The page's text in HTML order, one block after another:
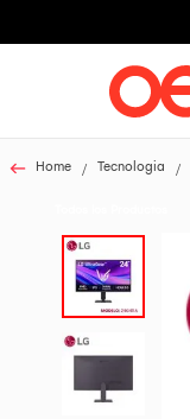
Home Tecnologia